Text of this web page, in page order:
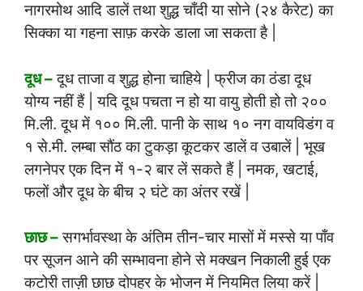
नागरमोथ आदि डालें तथा शुद्ध चाँदी या सोने (२४ कैरेट) का
सिक्का या गहना साफ़ करके डाला जा सकता है |
दूध –दूध ताजा व शुद्ध होना चाहिये | फ्रीज का ठंडा दूध
योग्य नहीं हैं | यदि दूध पचता न हो या वायु होती हो तो २००
मि.ली. दूध में १०० मि.ली. पानी के साथ १० नग वायविडंग व
१ से.मी. लम्बा सौंठ का टुकड़ा कूटकर डालें व उबालें | भूख
लगनेपर एक दिन में १-२ बार लें सकते हैं | नमक, खटाई,
फलों और दूध के बीच २ घंटे का अंतर रखें |
छाछ –सगर्भावस्था के अंतिम तीन-चार मासों में मस्से या पाँव
पर सूजन आने की सम्भावना होने से मक्खन निकाली हुई एक
कटोरी ताज़ी छाछ दोपहर के भोजन में नियमित लिया करें |